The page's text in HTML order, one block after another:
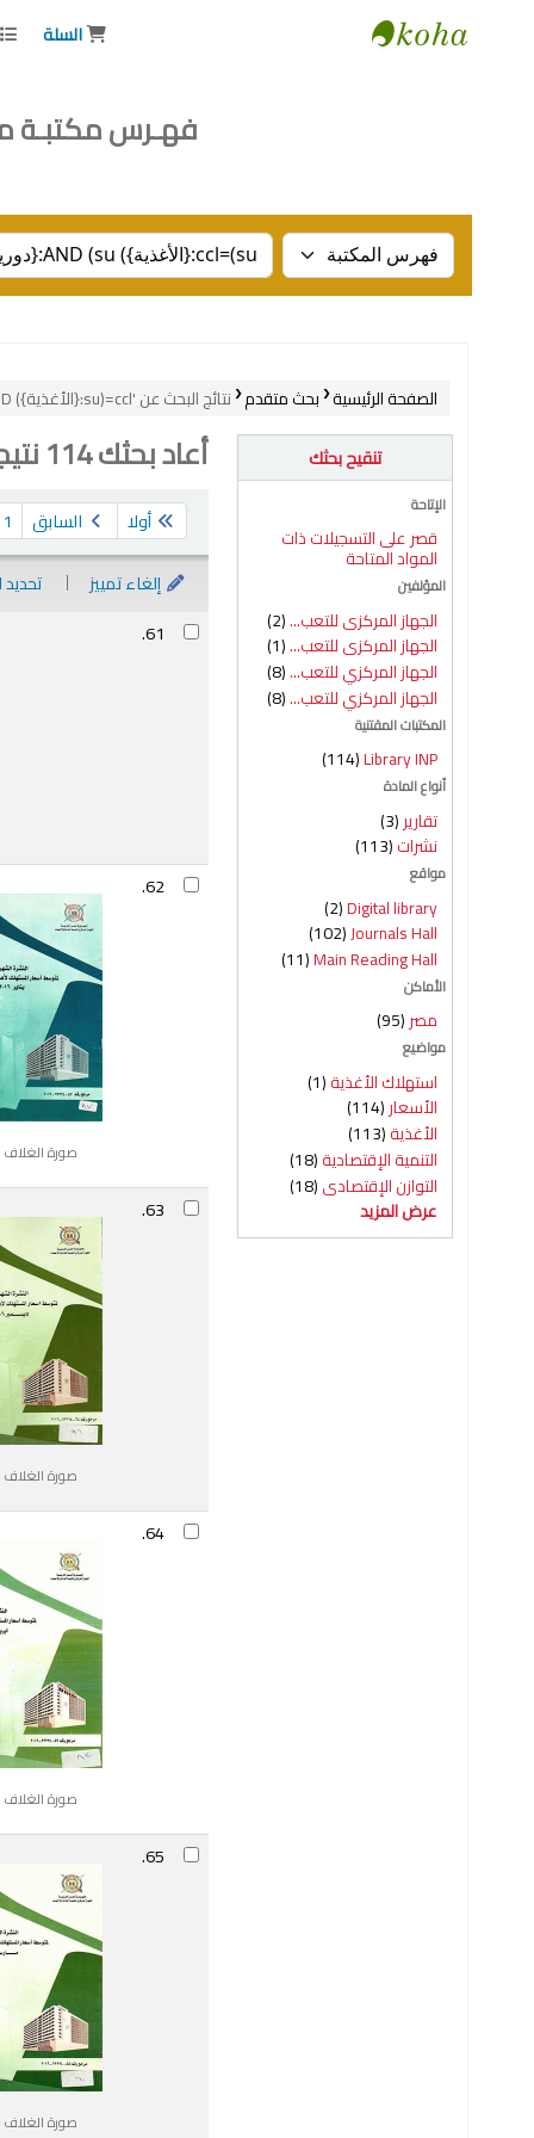
السلة
فهـرس مكتبـة
Search the catalog by:
الصفحة الرئيسية بحث متقدم نتائج البحث عن 'ccl=(su:{الأغذية}) AND (su:{دوريات}) AND (su:{استهلاك}) AND (su:{مصر})', صفحة 4 من 6
تنقيح بحثك
الإتاحة
قصر على التسجيلات ذات
المواد المتاحة
المؤلفين
الجهاز المركزى للتعب...(2)
الجهاز المركزى للتعب...(1)
الجهاز المركزي للتعب...(8)
الجهاز المركزي للتعب...(8)
المكتبات المقتنية
Library INP
(114)
أنواع المادة
تقارير(3)
نشرات(113)
مواقع
Digital library
(2)
Journals Hall
(102)
Main Reading Hall
(11)
الأماكن
مصر(95)
مواضيع
استهلاك الأغذية(1)
الأسعار(114)
الأغذية(113)
التنمية الإقتصادية(18)
التوازن الإقتصادى(18)
عرض المزيد
أعاد بحثك 114 نتيجة.
أولا السابق 1
إلغاء تمييز
نتائج 61.
62.
صورة الغلاف
63.
صورة الغلاف
64.
صورة الغلاف
65.
صورة الغلاف